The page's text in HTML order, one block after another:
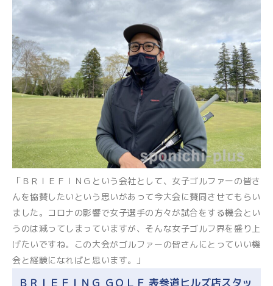
「ＢＲＩＥＦＩＮＧという会社として、女子ゴルファーの皆さ
んを協賛したいという思いがあって今大会に賛同させてもらい
ました。コロナの影響で女子選手の方々が試合をする機会とい
うのは減ってしまっていますが、そんな女子ゴルフ界を盛り上
げたいですね。この大会がゴルファーの皆さんにとっていい機
会と経験になればと思います。」
ＢＲＩＥＦＩＮＧ ＧＯＬＦ 表参道ヒルズ店スタッ